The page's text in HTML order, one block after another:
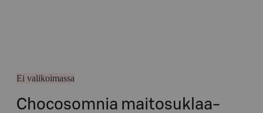
Ei valikoimassa
Chocosomnia maitosuklaa-